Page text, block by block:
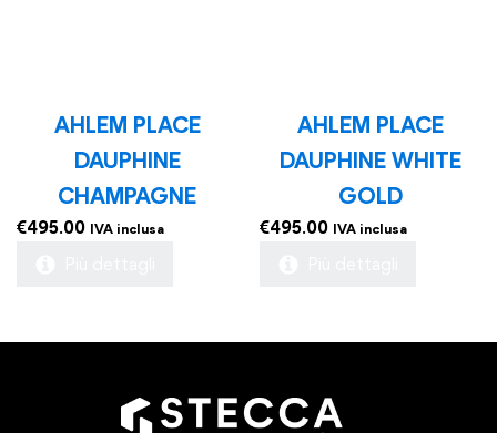
AHLEM PLACE
DAUPHINE
CHAMPAGNE
€495.00 IVA inclusa
AHLEM PLACE
DAUPHINE WHITE
GOLD
€495.00 IVA inclusa